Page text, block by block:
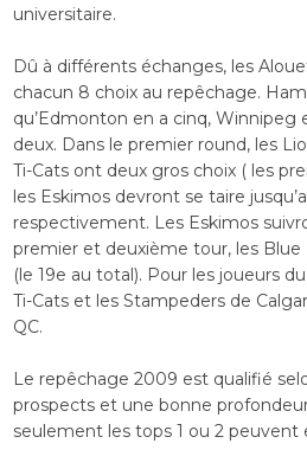
universitaire.
Dû à différents échanges, les
chacun 8 choix au repêchage.
qu’Edmonton en a cinq,
deux. Dans le premier round, les
Ti-Cats ont deux gros choix ( les
les Eskimos devront se taire
respectivement. Les Eskimos
premier et deuxième tour, les
(le 19e au total). Pour les joueurs
Ti-Cats et les Stampeders de
QC.
Le repêchage 2009 est qualifié
prospects et une bonne
seulement les tops 1 ou 2 peuvent